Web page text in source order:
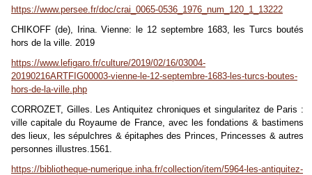
https://www.persee.fr/doc/crai_0065-0536_1976_num_120_1_13222
CHIKOFF (de), Irina. Vienne: le 12 septembre 1683, les Turcs boutés
hors de la ville. 2019
https://www.lefigaro.fr/culture/2019/02/16/03004-
20190216ARTFIG00003-vienne-le-12-septembre-1683-les-turcs-boutes-
hors-de-la-ville.php
CORROZET, Gilles. Les Antiquitez chroniques et singularitez de Paris :
ville capitale du Royaume de France, avec les fondations & bastimens
des lieux, les sépulchres & épitaphes des Princes, Princesses & autres
personnes illustres.1561.
https://bibliotheque-numerique.inha.fr/collection/item/5964-les-antiquitez-